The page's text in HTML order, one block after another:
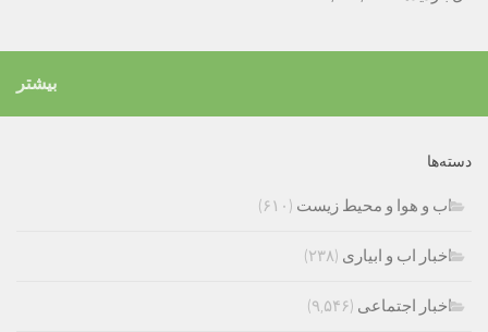
بیشتر
دسته‌ها
اب و هوا و محیط زیست (۶۱۰)
اخبار اب و ابیاری (۲۳۸)
اخبار اجتماعی (۹,۵۴۶)